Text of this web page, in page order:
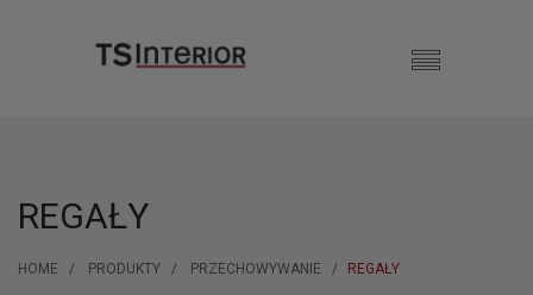
REGAŁY
HOME PRODUKTY PRZECHOWYWANIE REGAŁY